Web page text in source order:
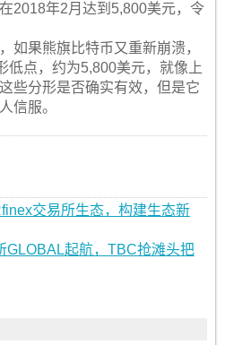
2018年2月达到5,800美元，令
如果熊旗比特币又重新崩溃，
低点，约为5,800美元，就像上
些分形是否确实有效，但是它
信服。
交易所生态，构建生态新
GLOBAL起航，TBC抢滩头把